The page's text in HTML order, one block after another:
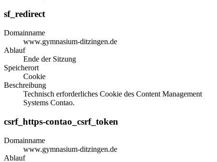
sf_redirect
Domainname
www.gymnasium-ditzingen.de
Ablauf
Ende der Sitzung
Speicherort
Cookie
Beschreibung
Technisch erforderliches Cookie des Content Management
Systems Contao.
csrf_https-contao_csrf_token
Domainname
www.gymnasium-ditzingen.de
Ablauf